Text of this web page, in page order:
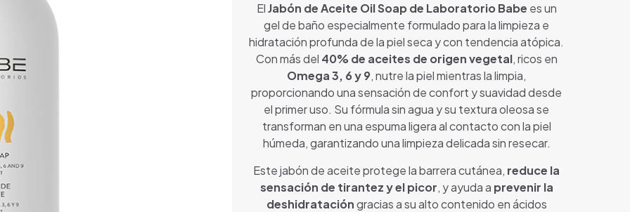
ElJabón de Aceite Oil Soap de Laboratorio Babe es un
gel de baño especialmente formulado para la limpieza e
hidratación profunda de la piel seca y con tendencia atópica.
Con más del 40% de aceites de origen vegetal, ricos en
Omega 3, 6 y 9, nutre la piel mientras la limpia,
proporcionando una sensación de confort y suavidad desde
el primer uso. Su fórmula sin agua y su textura oleosa se
transforman en una espuma ligera al contacto con la piel
húmeda, garantizando una limpieza delicada sin resecar.
Este jabón de aceite protege la barrera cutánea, reduce la
sensación de tirantez y el picor, y ayuda a prevenir la
deshidratacióngracias a su alto contenido en ácidos